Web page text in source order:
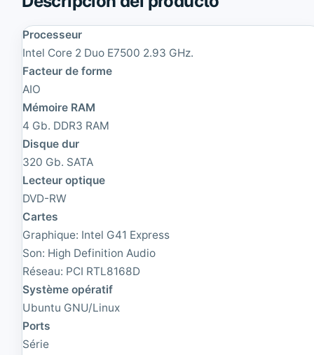
R
c
k
|
F
a
u
t
e
|
X
e
o
n
i
x
C
o
r
e
1
6
G
2
'
'
A
I
O
|
F
a
u
t
e
|
C
r
e
i
5
3
.
2
G
H
z
Processeur
Intel Core 2 Duo E7500 2.93 GHz.
Facteur de forme
AIO
Mémoire RAM
4 Gb. DDR3 RAM
Disque dur
320 Gb. SATA
Lecteur optique
DVD-RW
Cartes
Graphique: Intel G41 Express
Son: High Definition Audio
Réseau: PCI RTL8168D
Système opératif
Ubuntu GNU/Linux
Ports
Série